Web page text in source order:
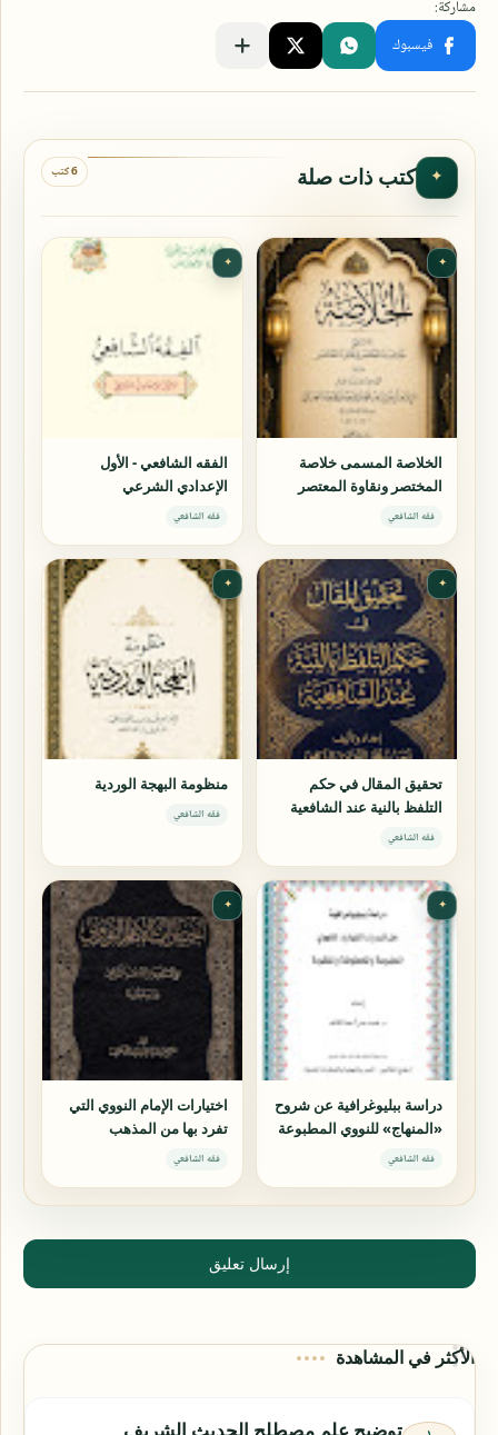
✦ كتب ذات صلة 6 كتب
✦
الخلاصة المسمى خلاصة
المختصر ونقاوة المعتصر
فقه الشافعي
✦
الفقه الشافعي - الأول
الإعدادي الشرعي
فقه الشافعي
✦
تحقيق المقال في حكم
التلفظ بالنية عند الشافعية
فقه الشافعي
✦
منظومة البهجة الوردية
فقه الشافعي
✦
دراسة ببليوغرافية عن شروح
«المنهاج» للنووي المطبوعة
والمخطوطة والمفقودة
فقه الشافعي
✦
اختيارات الإمام النووي التي
تفرد بها من المذهب
الشافعي دراسة مقارنة
فقه الشافعي
إرسال تعليق
الأكثر في المشاهدة
توضيح علم مصطلح الحديث الشريف